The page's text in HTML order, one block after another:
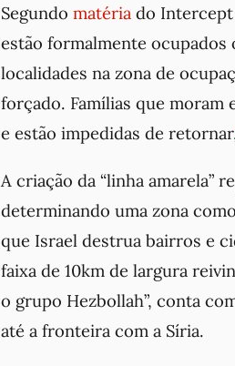
Segundo matéria do Intercept
estão formalmente ocupados
localidades na zona de
forçado. Famílias que moram
e estão impedidas de
A criação da “linha amarela”
determinando uma zona
que Israel destrua bairros e
faixa de 10km de largura
o grupo Hezbollah”, conta
até a fronteira com a Síria.